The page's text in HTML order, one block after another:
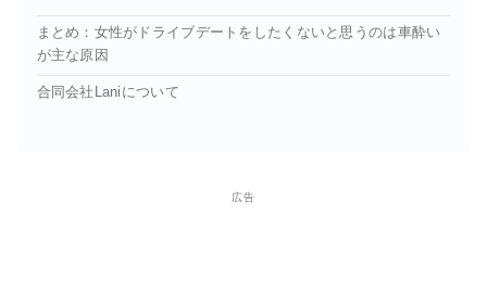
まとめ：女性がドライブデートをしたくないと思うのは車酔い
が主な原因
合同会社Laniについて
広告